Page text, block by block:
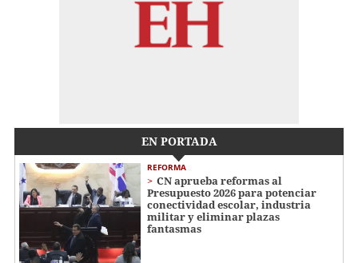
EN PORTADA
REFORMA
CN aprueba reformas al
Presupuesto 2026 para potenciar
conectividad escolar, industria
militar y eliminar plazas
fantasmas